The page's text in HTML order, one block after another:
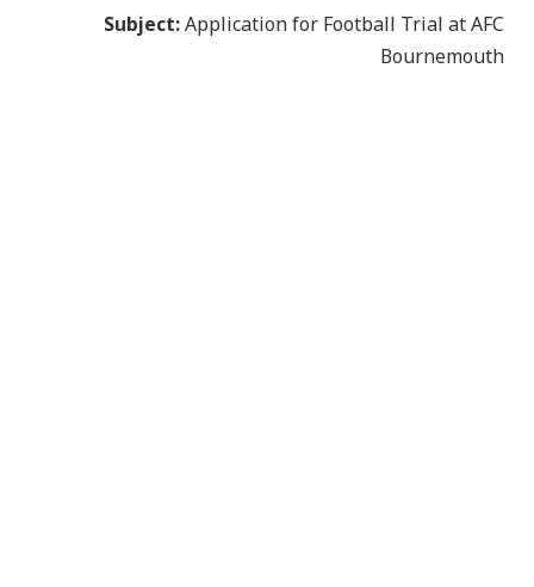
Subject:Application for Football Trial at AFC
Bournemouth